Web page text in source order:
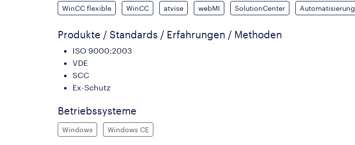
WinCC flexible WinCC atvise webMI SolutionCenter Automatisierung
Produkte / Standards / Erfahrungen / Methoden
ISO 9000:2003
VDE
SCC
Ex-Schutz
Betriebssysteme
Windows Windows CE